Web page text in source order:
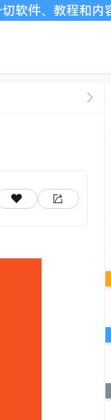
和内容信息仅限